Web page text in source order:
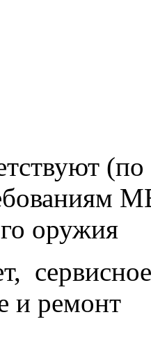
оружия
и ремонт